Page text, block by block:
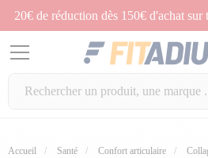
20€ de réduction dès 150€ d'achat
Accueil Santé Confort articulaire